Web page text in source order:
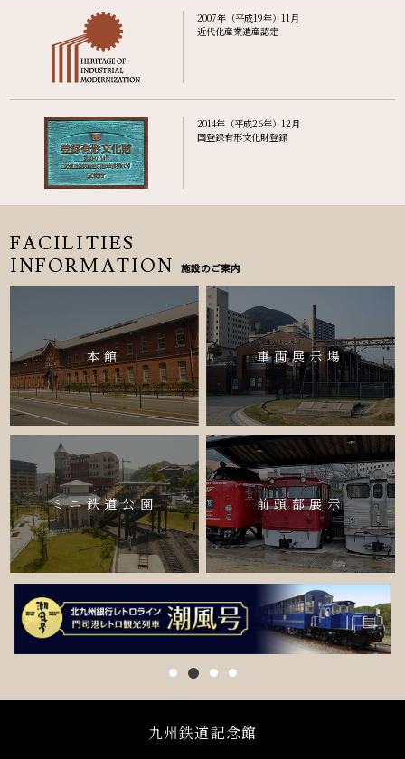
2007年（平成19年）11月
近代化産業遺産認定
2014年（平成26年）12月
国登録有形文化財登録
FACILITIES
INFORMATION
施設のご案内
本館 車両展示場
ミニ鉄道公園 前頭部展示
九州鉄道記念館